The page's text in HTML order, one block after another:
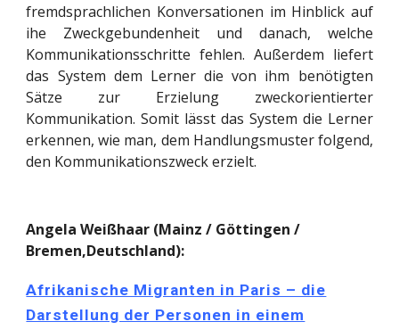
fremdsprachlichen Konversationen im Hinblick auf
ihe Zweckgebundenheit und danach, welche
Kommunikationsschritte fehlen. Außerdem liefert
das System dem Lerner die von ihm benötigten
Sätze zur Erzielung zweckorientierter
Kommunikation. Somit lässt das System die Lerner
erkennen, wie man, dem Handlungsmuster folgend,
den Kommunikationszweck erzielt.
Angela Weißhaar (Mainz / Göttingen /
Bremen,Deutschland):
Afrikanische Migranten in Paris – die
Darstellung der Personen in einem